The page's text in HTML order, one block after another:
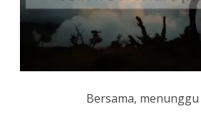
Bersama, menunggu